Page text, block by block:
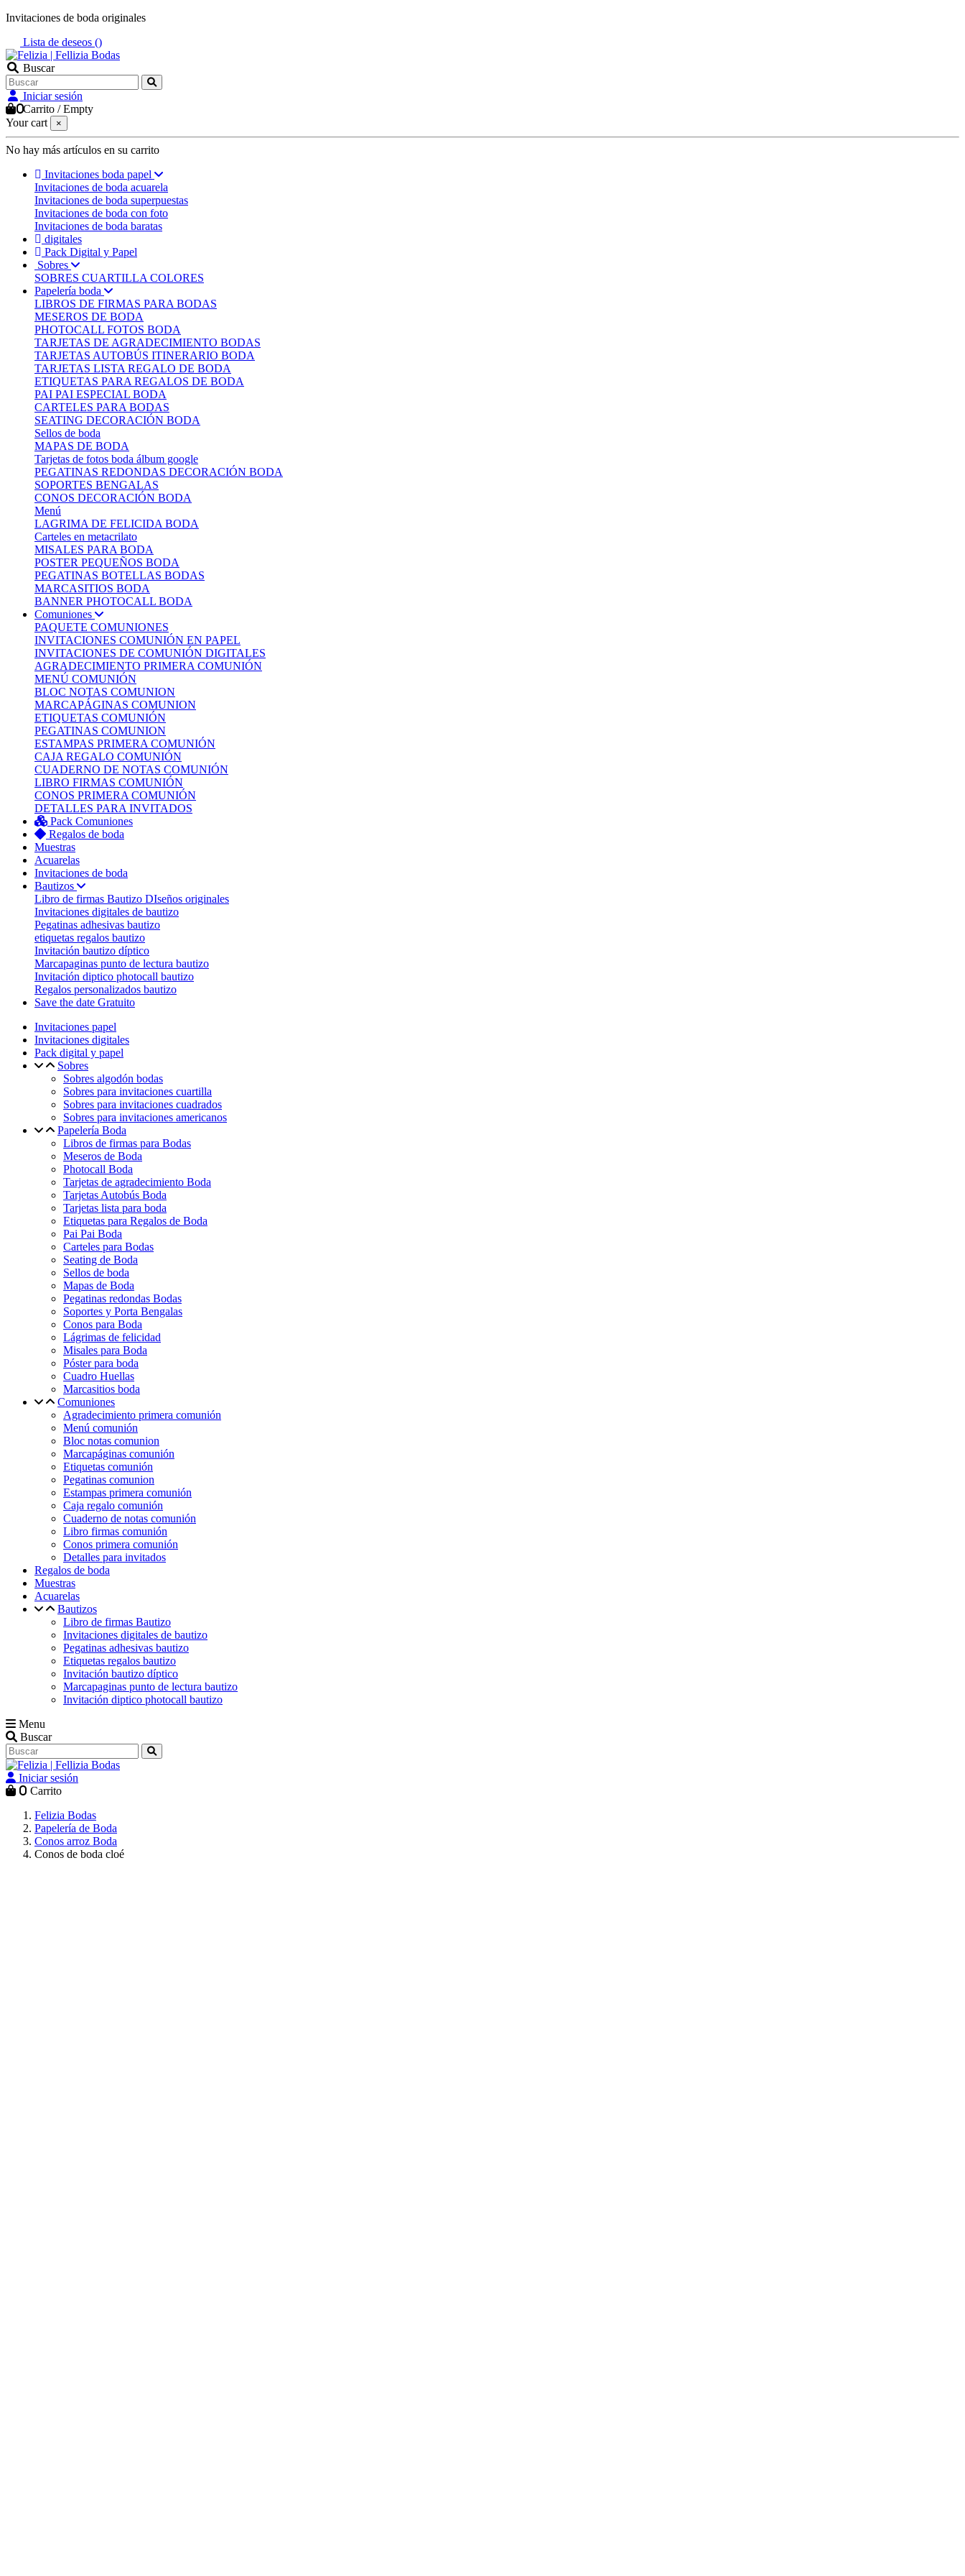
Invitaciones de boda originales
Lista de deseos ()
Buscar
Iniciar sesión
0Carrito /Empty
Your cart
×
No hay más artículos en su carrito
Invitaciones boda papel
Invitaciones de boda acuarela
Invitaciones de boda superpuestas
Invitaciones de boda con foto
Invitaciones de boda baratas
digitales
Pack Digital y Papel
Sobres
SOBRES CUARTILLA COLORES
Papelería boda
LIBROS DE FIRMAS PARA BODAS
MESEROS DE BODA
PHOTOCALL FOTOS BODA
TARJETAS DE AGRADECIMIENTO BODAS
TARJETAS AUTOBÚS ITINERARIO BODA
TARJETAS LISTA REGALO DE BODA
ETIQUETAS PARA REGALOS DE BODA
PAI PAI ESPECIAL BODA
CARTELES PARA BODAS
SEATING DECORACIÓN BODA
Sellos de boda
MAPAS DE BODA
Tarjetas de fotos boda álbum google
PEGATINAS REDONDAS DECORACIÓN BODA
SOPORTES BENGALAS
CONOS DECORACIÓN BODA
Menú
LAGRIMA DE FELICIDA BODA
Carteles en metacrilato
MISALES PARA BODA
POSTER PEQUEÑOS BODA
PEGATINAS BOTELLAS BODAS
MARCASITIOS BODA
BANNER PHOTOCALL BODA
Comuniones
PAQUETE COMUNIONES
INVITACIONES COMUNIÓN EN PAPEL
INVITACIONES DE COMUNIÓN DIGITALES
AGRADECIMIENTO PRIMERA COMUNIÓN
MENÚ COMUNIÓN
BLOC NOTAS COMUNION
MARCAPÁGINAS COMUNION
ETIQUETAS COMUNIÓN
PEGATINAS COMUNION
ESTAMPAS PRIMERA COMUNIÓN
CAJA REGALO COMUNIÓN
CUADERNO DE NOTAS COMUNIÓN
LIBRO FIRMAS COMUNIÓN
CONOS PRIMERA COMUNIÓN
DETALLES PARA INVITADOS
Pack Comuniones
Regalos de boda
Muestras
Acuarelas
Invitaciones de boda
Bautizos
Libro de firmas Bautizo DIseños originales
Invitaciones digitales de bautizo
Pegatinas adhesivas bautizo
etiquetas regalos bautizo
Invitación bautizo díptico
Marcapaginas punto de lectura bautizo
Invitación diptico photocall bautizo
Regalos personalizados bautizo
Save the date Gratuito
Invitaciones papel
Invitaciones digitales
Pack digital y papel
Sobres
Sobres algodón bodas
Sobres para invitaciones cuartilla
Sobres para invitaciones cuadrados
Sobres para invitaciones americanos
Papelería Boda
Libros de firmas para Bodas
Meseros de Boda
Photocall Boda
Tarjetas de agradecimiento Boda
Tarjetas Autobús Boda
Tarjetas lista para boda
Etiquetas para Regalos de Boda
Pai Pai Boda
Carteles para Bodas
Seating de Boda
Sellos de boda
Mapas de Boda
Pegatinas redondas Bodas
Soportes y Porta Bengalas
Conos para Boda
Lágrimas de felicidad
Misales para Boda
Póster para boda
Cuadro Huellas
Marcasitios boda
Comuniones
Agradecimiento primera comunión
Menú comunión
Bloc notas comunion
Marcapáginas comunión
Etiquetas comunión
Pegatinas comunion
Estampas primera comunión
Caja regalo comunión
Cuaderno de notas comunión
Libro firmas comunión
Conos primera comunión
Detalles para invitados
Regalos de boda
Muestras
Acuarelas
Bautizos
Libro de firmas Bautizo
Invitaciones digitales de bautizo
Pegatinas adhesivas bautizo
Etiquetas regalos bautizo
Invitación bautizo díptico
Marcapaginas punto de lectura bautizo
Invitación diptico photocall bautizo
Menu
Buscar
Iniciar sesión
0 Carrito
Felizia Bodas
Papelería de Boda
Conos arroz Boda
Conos de boda cloé